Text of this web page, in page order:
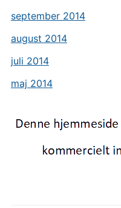
september 2014
august 2014
juli 2014
maj 2014